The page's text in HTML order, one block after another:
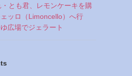
とも君、レモンケーキを購
ッロ（Limoncello）へ行
広場でジェラート